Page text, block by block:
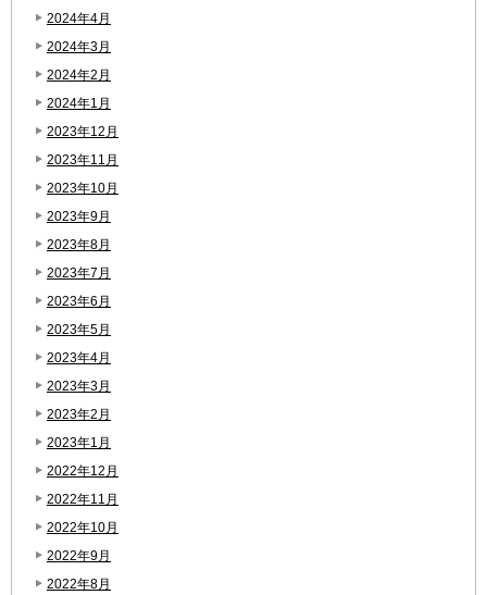
2024年4月
2024年3月
2024年2月
2024年1月
2023年12月
2023年11月
2023年10月
2023年9月
2023年8月
2023年7月
2023年6月
2023年5月
2023年4月
2023年3月
2023年2月
2023年1月
2022年12月
2022年11月
2022年10月
2022年9月
2022年8月